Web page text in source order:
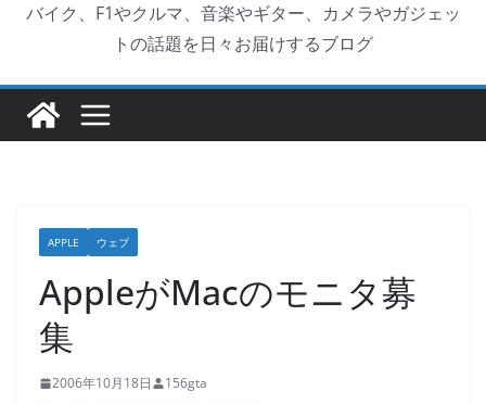
バイク、F1やクルマ、音楽やギター、カメラやガジェッ
トの話題を日々お届けするブログ
APPLE ウェブ
AppleがMacのモニタ募
集
2006年10月18日 156gta